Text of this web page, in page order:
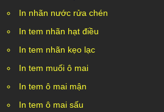
In nhãn nước rửa chén
In tem nhãn hạt điều
In tem nhãn kẹo lạc
In tem muối ô mai
In tem ô mai mận
In tem ô mai sấu